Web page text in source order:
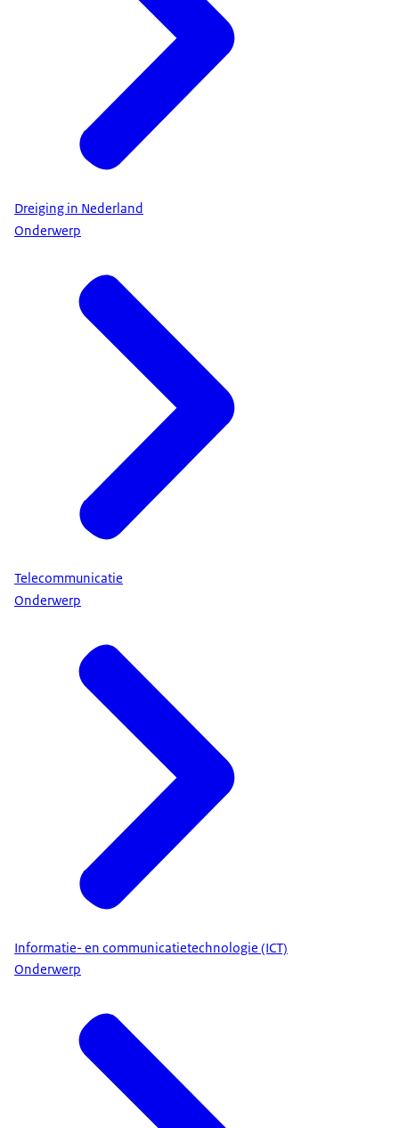
Dreiging in Nederland
Onderwerp
Telecommunicatie
Onderwerp
Informatie- en communicatietechnologie (ICT)
Onderwerp